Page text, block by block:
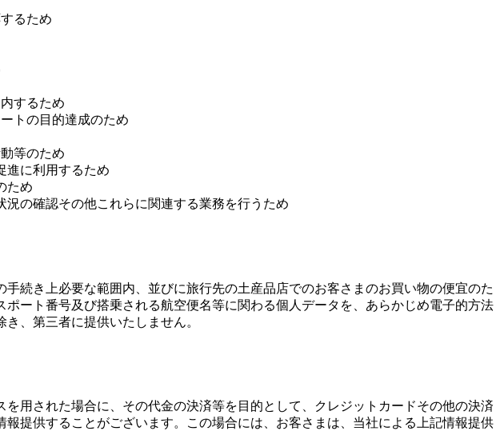
るため
するため
トの目的達成のため
等のため
進に利用するため
ため
況の確認その他これらに関連する業務を行うため
続き上必要な範囲内、並びに旅行先の土産品店でのお客さまのお買い物の便宜のた
ート番号及び搭乗される航空便名等に関わる個人データを、あらかじめ電子的方法
、第三者に提供いたしません。
用された場合に、その代金の決済等を目的として、クレジットカードその他の決済
提供することがございます。この場合には、お客さまは、当社による上記情報提供